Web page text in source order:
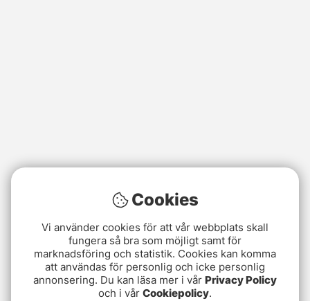
Cookies
Vi använder cookies för att vår webbplats skall
fungera så bra som möjligt samt för
marknadsföring och statistik. Cookies kan komma
att användas för personlig och icke personlig
annonsering. Du kan läsa mer i vår Privacy Policy
och i vår Cookiepolicy.